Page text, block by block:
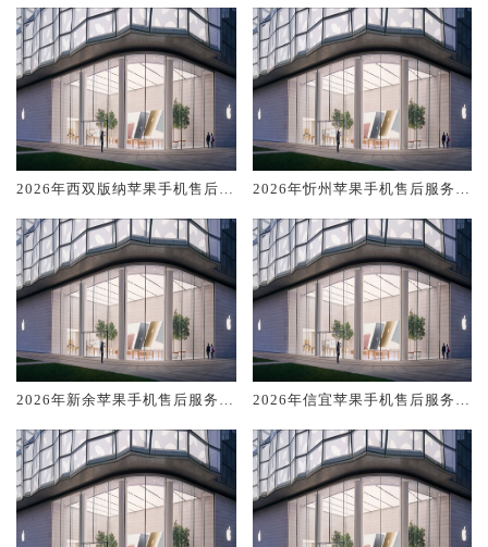
排名对比知名
排名对比知名
2026年西双版纳苹果手机售后服
口碑排名对比知名
2026年忻州苹果手机售后服务维
排名对比知名
2026年新余苹果手机售后服务维
排名对比知名
2026年信宜苹果手机售后服务维
排名对比知名